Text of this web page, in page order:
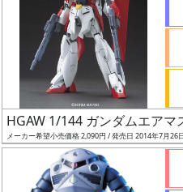
HGAW 1/144 ガンダムエアマ
メーカー希望小売価格 2,090円 / 発売日 2014年7月26